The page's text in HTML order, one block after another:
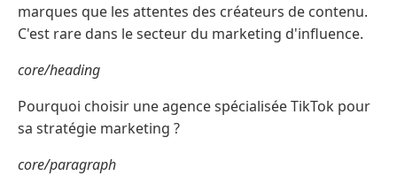
marques que les attentes des créateurs de contenu.
C'est rare dans le secteur du marketing d'influence.
core/heading
Pourquoi choisir une agence spécialisée TikTok pour
sa stratégie marketing ?
core/paragraph